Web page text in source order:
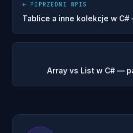
← POPRZEDNI WPIS
Tablice a inne kolekcje w
Array vs List w C# —